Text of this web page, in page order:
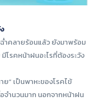
ำคลายร้อนแล้ว ยังมาพร้อม
รคหน้าฝนอะไรที่ต้องระวัง
ย” เป็นพาหะของโรคไข้
จำนวนมาก นอกจากหน้าฝน